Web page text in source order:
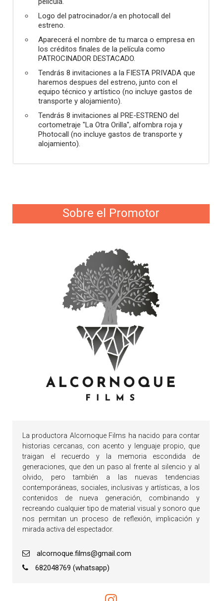
Logo del patrocinador/a en photocall del
estreno.
Aparecerá el nombre de tu marca o empresa en
los créditos finales de la película como
PATROCINADOR DESTACADO.
Tendrás 8 invitaciones a la FIESTA PRIVADA que
haremos despues del estreno, junto con el
equipo técnico y artístico (no incluye gastos de
transporte y alojamiento).
Tendrás 8 invitaciones al PRE-ESTRENO del
cortometraje "La Otra Orilla", alfombra roja y
Photocall (no incluye gastos de transporte y
alojamiento).
Sobre el Promotor
La productora Alcornoque Films ha nacido para contar
historias cercanas, con acento y lenguaje propio, que
traigan el recuerdo y la memoria escondida de
generaciones, que den un paso al frente al silencio y al
olvido, pero también a las nuevas tendencias
contemporáneas, sociales, inclusivas y artísticas, a los
contenidos de nueva generación, combinando y
recreando cualquier tipo de material visual y sonoro que
nos permitan un proceso de reflexión, implicación y
mirada activa del espectador.
alcornoque.films@gmail.com
682048769 (whatsapp)